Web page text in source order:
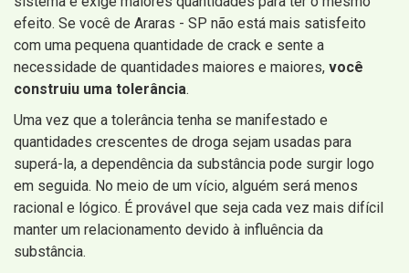
efeito. Se você de Araras - SP não está mais satisfeito
com uma pequena quantidade de crack e sente a
necessidade de quantidades maiores e maiores, você
construiu uma tolerância.
Uma vez que a tolerância tenha se manifestado e
quantidades crescentes de droga sejam usadas para
superá-la, a dependência da substância pode surgir logo
em seguida. No meio de um vício, alguém será menos
racional e lógico. É provável que seja cada vez mais difícil
manter um relacionamento devido à influência da
substância.